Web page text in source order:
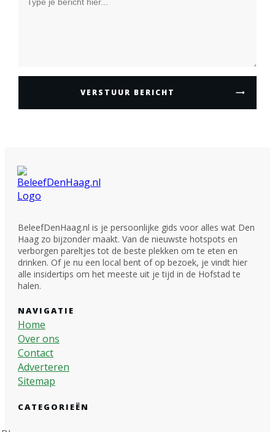
VERSTUUR BERICHT
BeleefDenHaag.nl is je persoonlijke gids voor alles wat Den
Haag zo bijzonder maakt. Van de nieuwste hotspots en
verborgen pareltjes tot de beste plekken om te eten en
drinken. Of je nu een local bent of op bezoek, je vindt hier
alle insidertips om het meeste uit je tijd in de Hofstad te
halen.
NAVIGATIE
Home
Over ons
Contact
Adverteren
Sitemap
CATEGORIEËN